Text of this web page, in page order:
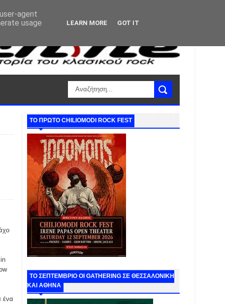
ένα
ΤΟ ΠΡΩΤΟ CHILIOMODI ROCK FEST
ΤΟ ΣΕΠΤΕΜΒΡΙΟ ΟΙ GATHERING ΣΕ ΘΕΣΣΑΛΟΝΙΚΗ
ΚΑΙ ΑΘΗΝΑ
agent
usage
LEARN MORE GOT IT